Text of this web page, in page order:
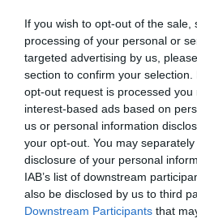
If you wish to opt-out of the
processing of your personal or
targeted advertising by us,
section to confirm your
opt-out request is processed you
interest-based ads based on
us or personal information
your opt-out. You may
disclosure of your personal
IAB’s list of downstream
also be disclosed by us to third
Downstream Participants that